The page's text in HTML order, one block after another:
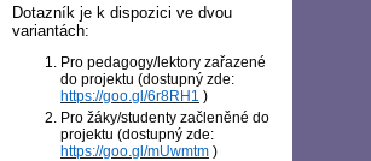
Dotazník je k dispozici ve dvou
variantách:
Pro pedagogy/lektory zařazené
do projektu (dostupný zde:
https://goo.gl/6r8RH1 )
Pro žáky/studenty začleněné do
projektu (dostupný zde:
https://goo.gl/mUwmtm )